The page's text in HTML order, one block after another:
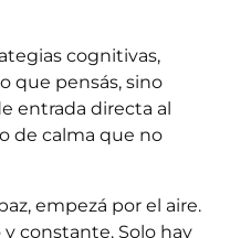
cognitivas,
que pensás, sino
entrada directa al
de calma que no
empezá por el aire.
constante. Solo hay